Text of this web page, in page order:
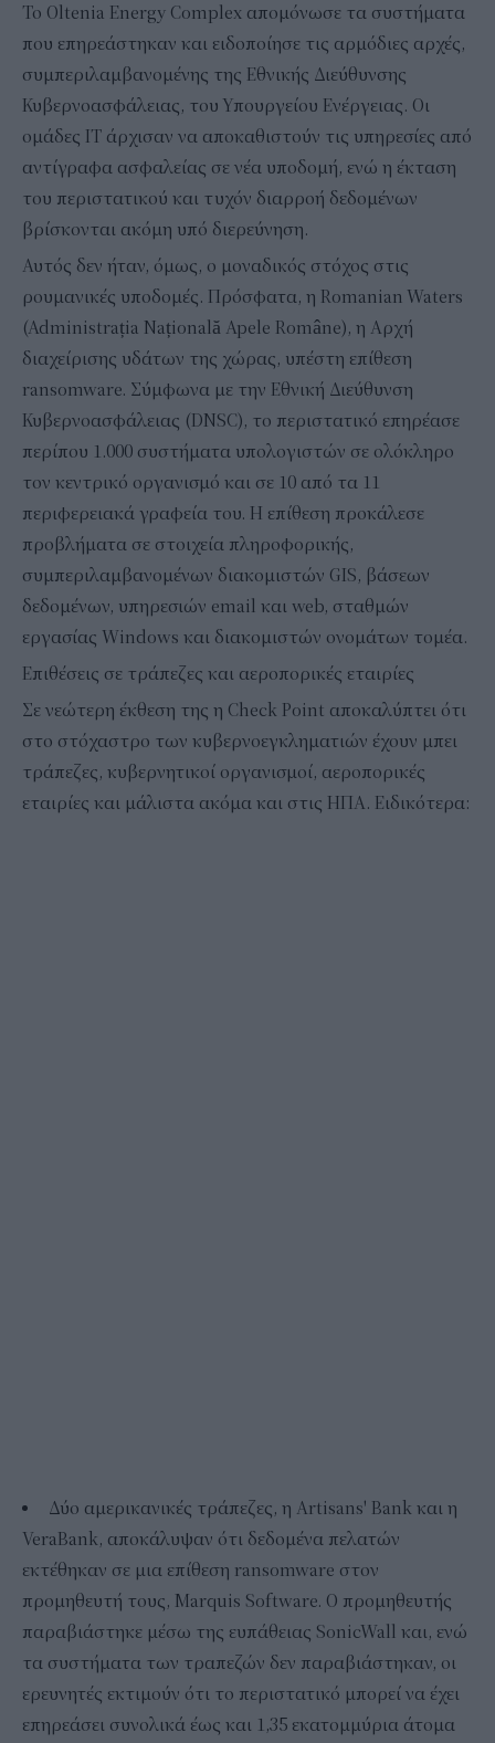
Το Oltenia Energy Complex απομόνωσε τα συστήματα
που επηρεάστηκαν και ειδοποίησε τις αρμόδιες αρχές,
συμπεριλαμβανομένης της Εθνικής Διεύθυνσης
Κυβερνοασφάλειας, του Υπουργείου Ενέργειας. Οι
ομάδες IT άρχισαν να αποκαθιστούν τις υπηρεσίες από
αντίγραφα ασφαλείας σε νέα υποδομή, ενώ η έκταση
του περιστατικού και τυχόν διαρροή δεδομένων
βρίσκονται ακόμη υπό διερεύνηση.
Αυτός δεν ήταν, όμως, ο μοναδικός στόχος στις
ρουμανικές υποδομές. Πρόσφατα, η Romanian Waters
(Administrația Națională Apele Române), η Αρχή
διαχείρισης υδάτων της χώρας, υπέστη επίθεση
ransomware. Σύμφωνα με την Εθνική Διεύθυνση
Κυβερνοασφάλειας (DNSC), το περιστατικό επηρέασε
περίπου 1.000 συστήματα υπολογιστών σε ολόκληρο
τον κεντρικό οργανισμό και σε 10 από τα 11
περιφερειακά γραφεία του. Η επίθεση προκάλεσε
προβλήματα σε στοιχεία πληροφορικής,
συμπεριλαμβανομένων διακομιστών GIS, βάσεων
δεδομένων, υπηρεσιών email και web, σταθμών
εργασίας Windows και διακομιστών ονομάτων τομέα.
Επιθέσεις σε τράπεζες και αεροπορικές εταιρίες
Σε νεώτερη έκθεση της η Check Point αποκαλύπτει ότι
στο στόχαστρο των κυβερνοεγκληματιών έχουν μπει
τράπεζες, κυβερνητικοί οργανισμοί, αεροπορικές
εταιρίες και μάλιστα ακόμα και στις ΗΠΑ. Ειδικότερα:
Δύο αμερικανικές τράπεζες, η Artisans' Bank και η
VeraBank, αποκάλυψαν ότι δεδομένα πελατών
εκτέθηκαν σε μια επίθεση ransomware στον
προμηθευτή τους, Marquis Software. Ο προμηθευτής
παραβιάστηκε μέσω της ευπάθειας SonicWall και, ενώ
τα συστήματα των τραπεζών δεν παραβιάστηκαν, οι
ερευνητές εκτιμούν ότι το περιστατικό μπορεί να έχει
επηρεάσει συνολικά έως και 1,35 εκατομμύρια άτομα